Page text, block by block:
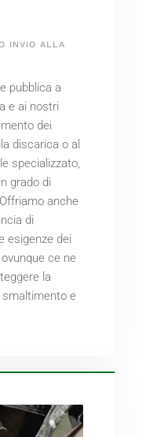
INVIO ALLA
pubblica a
e ai nostri
dei
discarica o al
specializzato,
grado di
anche
di
esigenze dei
ce ne
la
smaltimento e